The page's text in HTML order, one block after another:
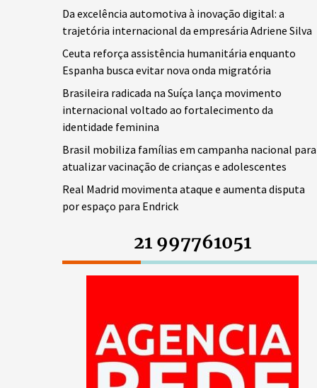
Da excelência automotiva à inovação digital: a
trajetória internacional da empresária Adriene Silva
Ceuta reforça assistência humanitária enquanto
Espanha busca evitar nova onda migratória
Brasileira radicada na Suíça lança movimento
internacional voltado ao fortalecimento da
identidade feminina
Brasil mobiliza famílias em campanha nacional para
atualizar vacinação de crianças e adolescentes
Real Madrid movimenta ataque e aumenta disputa
por espaço para Endrick
21 997761051